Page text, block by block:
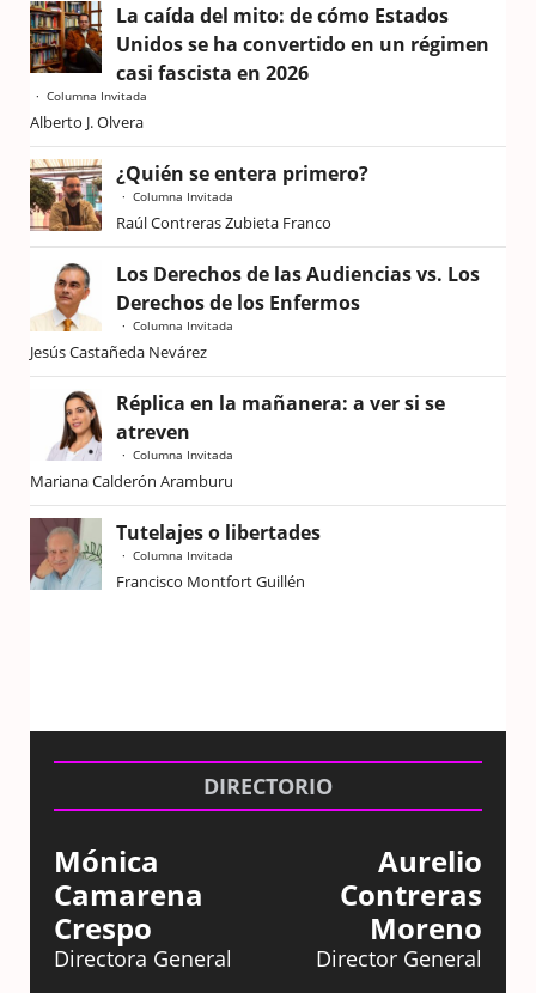
La caída del mito: de cómo Estados
Unidos se ha convertido en un régimen
casi fascista en 2026
Columna Invitada
Alberto J. Olvera
¿Quién se entera primero?
Columna Invitada
Raúl Contreras Zubieta Franco
Los Derechos de las Audiencias vs. Los
Derechos de los Enfermos
Columna Invitada
Jesús Castañeda Nevárez
Réplica en la mañanera: a ver si se
atreven
Columna Invitada
Mariana Calderón Aramburu
Tutelajes o libertades
Columna Invitada
Francisco Montfort Guillén
DIRECTORIO
Mónica
Camarena
Crespo
Directora General
Aurelio
Contreras
Moreno
Director General